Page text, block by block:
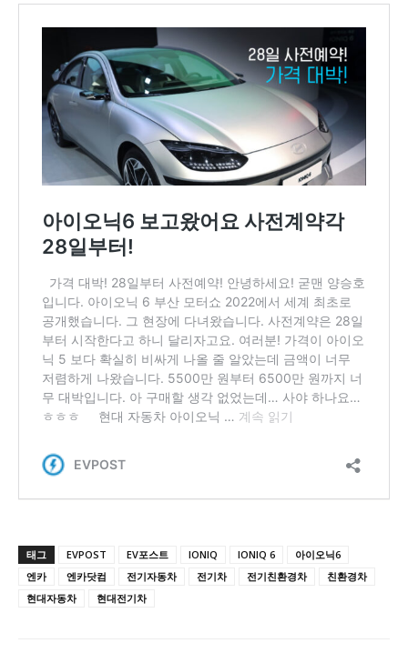
태그 EVPOST EV포스트 IONIQ IONIQ 6
아이오닉6
엔카
엔카닷컴 전기자동차 전기차 전기친환경차
친환경차
현대자동차
현대전기차